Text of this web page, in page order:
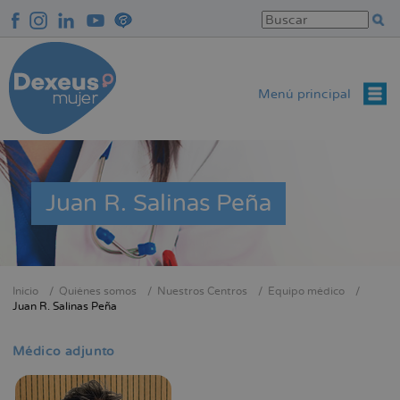
contenido
principal
Menú principal
Juan R. Salinas Peña
Sobrescribir
de
ayuda
a
Inicio Quiénes somos Nuestros Centros
Equipo médico
Juan R. Salinas Peña
Médico adjunto